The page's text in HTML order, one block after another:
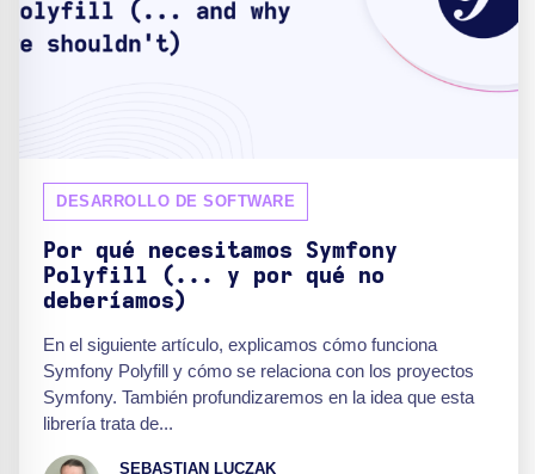
DESARROLLO DE SOFTWARE
Por qué necesitamos Symfony
Polyfill (... y por qué no
deberíamos)
En el siguiente artículo, explicamos cómo funciona
Symfony Polyfill y cómo se relaciona con los proyectos
Symfony. También profundizaremos en la idea que esta
librería trata de...
SEBASTIAN LUCZAK